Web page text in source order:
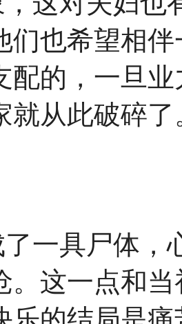
们也希望相
配的，一旦
就从此破碎了
一具尸体，
。这一点和